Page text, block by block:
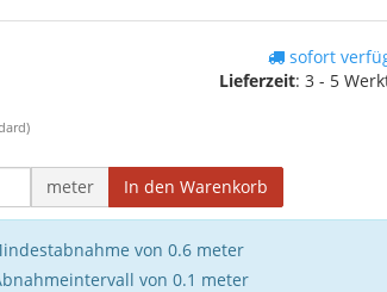
sofort
Lieferzeit: 3 - 5
meter In den Warenkorb
von 0.6 meter
von 0.1 meter